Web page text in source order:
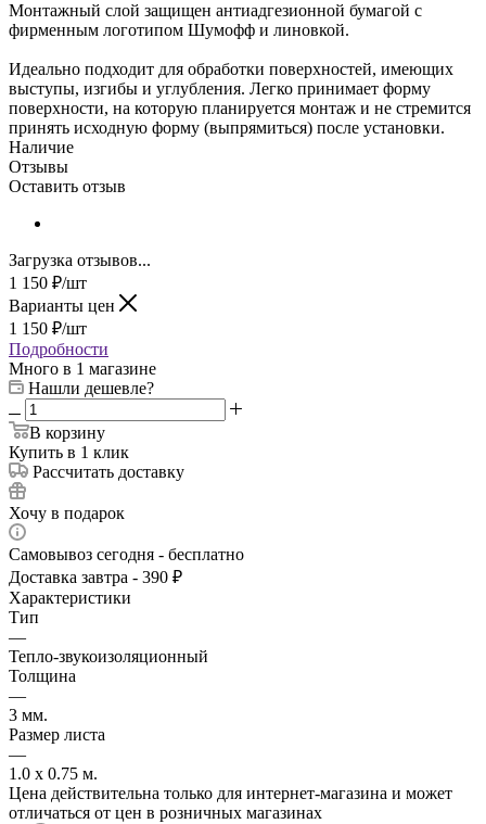
Монтажный слой защищен антиадгезионной бумагой с
фирменным логотипом Шумофф и линовкой.
Идеально подходит для обработки поверхностей, имеющих
выступы, изгибы и углубления. Легко принимает форму
поверхности, на которую планируется монтаж и не стремится
принять исходную форму (выпрямиться) после установки.
Наличие
Отзывы
Оставить отзыв
Загрузка отзывов...
1 150 ₽/шт
Варианты цен
1 150 ₽/шт
Подробности
Много в 1 магазине
Нашли дешевле?
В корзину
Купить в 1 клик
Рассчитать доставку
Хочу в подарок
Самовывоз сегодня - бесплатно
Доставка завтра - 390 ₽
Характеристики
Тип
—
Тепло-звукоизоляционный
Толщина
—
3 мм.
Размер листа
—
1.0 x 0.75 м.
Цена действительна только для интернет-магазина и может
отличаться от цен в розничных магазинах